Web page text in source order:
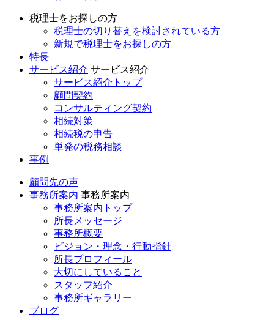
税理士をお探しの方
税理士の切り替えを検討されている方
新規で税理士をお探しの方
特長
サービス紹介 サービス紹介
サービス紹介トップ
顧問契約
コンサルティング契約
相続対策
相続税の申告
単発の税務相談
事例
顧問先の声
事務所案内 事務所案内
事務所案内トップ
所長メッセージ
事務所概要
ビジョン・理念・行動指針
所長プロフィール
大切にしていること
スタッフ紹介
事務所ギャラリー
ブログ